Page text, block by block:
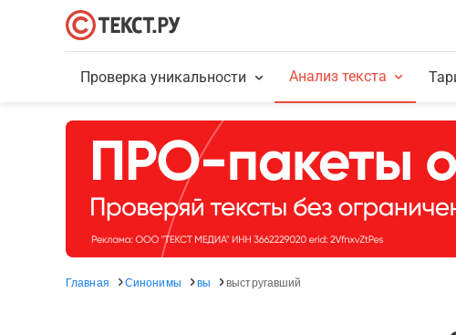
Проверка уникальности Анализ текста
Главная Синонимы вы выстругавший